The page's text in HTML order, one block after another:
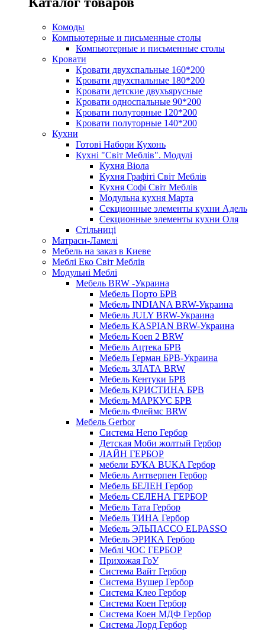
Комоды
Компьютерные и письменные столы
Компьютерные и письменные столы
Кровати
Кровати двухспальные 160*200
Кровати двухспальные 180*200
Кровати детские двухъярусные
Кровати односпальные 90*200
Кровати полуторные 120*200
Кровати полуторные 140*200
Кухни
Готові Набори Кухонь
Кухні "Світ Меблів". Модулі
Кухня Віола
Кухня Графіті Світ Меблів
Кухня Софі Світ Меблів
Модульна кухня Марта
Секционные элементы кухни Адель
Секционные элементы кухни Оля
Стільниці
Матраси-Ламелі
Мебель на заказ в Киеве
Меблі Еко Світ Меблів
Модульні Меблі
Мебель BRW -Украина
Мебель Порто БРВ
Мебель INDIANA BRW-Украина
Мебель JULY BRW-Украина
Мебель KASPIAN BRW-Украина
Мебель Koen 2 BRW
Мебель Ацтека БРВ
Мебель Герман БРВ-Украина
Мебель ЗЛАТА BRW
Мебель Кентуки БРВ
Мебель КРИСТИНА БРВ
Мебель МАРКУС БРВ
Мебель Флеймс BRW
Мебель Gerbor
Cистема Непо Гербор
Детская Моби жолтый Гербор
ЛАЙН ГЕРБОР
мебели БУКА BUKA Гербор
Мебель Антверпен Гербор
Мебель БЕЛЕН Гербор
Мебель СЕЛЕНА ГЕРБОР
Мебель Тата Гербор
Мебель ТИНА Гербор
Мебель ЭЛЬПАССО ELPASSO
Мебель ЭРИКА Гербор
Меблі ЧОС ГЕРБОР
Прихожая ГоУ
Система Вайт Гербор
Система Вушер Гербор
Система Клео Гербор
Система Коен Гербор
Система Коен МДФ Гербор
Система Лорд Гербор